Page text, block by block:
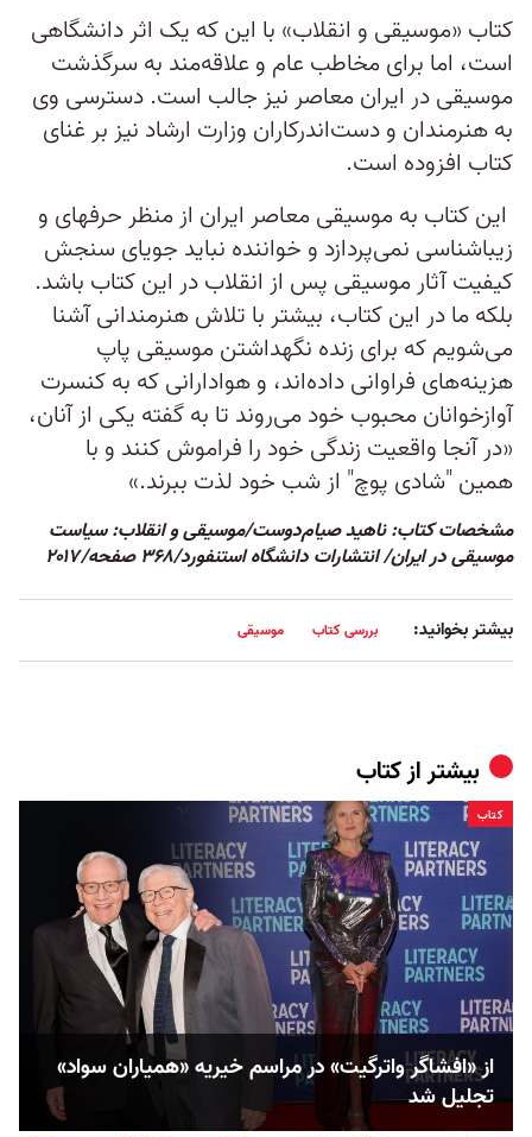
کتاب «موسیقی و انقلاب» با این که یک اثر دانشگاهی
است، اما برای مخاطب عام و علاقه‌مند به سرگذشت
موسیقی در ایران معاصر نیز جالب است. دسترسی وی
به هنرمندان و دست‌اندرکاران وزارت ارشاد نیز بر غنای
کتاب افزوده است.
این کتاب به موسیقی معاصر ایران از منظر حرفه­ای و
زیباشناسی نمی‌پردازد و خواننده نباید جویای سنجش
کیفیت آثار موسیقی پس از انقلاب در این کتاب باشد.
بلکه ما در این کتاب، بیشتر با تلاش هنرمندانی آشنا
می‌شویم که برای زنده نگهداشتن موسیقی پاپ
هزینه‌های فراوانی داده‌اند، و هوادارانی که به کنسرت
آوازخوانان محبوب خود می‌روند تا به گفته یکی از آنان،
«در آنجا واقعیت زندگی خود را فراموش کنند و با
همین "شادی پوچ" از شب خود لذت ببرند.»
مشخصات کتاب: ناهید صیام‌دوست/موسیقی و انقلاب: سیاست
موسیقی در ایران/ انتشارات دانشگاه استنفورد/۳۶۸ صفحه/۲۰۱۷
بیشتر بخوانید: بررسی کتاب موسیقی
بیشتر ازکتاب
کتاب
از «افشاگر واترگیت» در مراسم خیریه «همیاران سواد»
تجلیل شد